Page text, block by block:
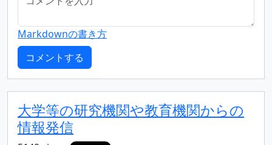
Markdownの書き方
大学等の研究機関や教育機関からの
情報発信